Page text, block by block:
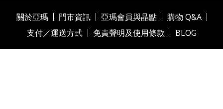
關於亞瑪 門市資訊 亞瑪會員與晶點
購物 Q&A
支付／運送方式
免責聲明及使用條款 BLOG